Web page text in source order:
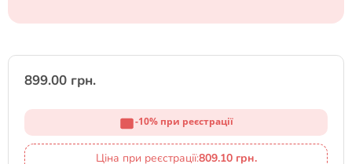
899.00 грн.
-10% при реєстрації
Ціна при реєстрації:809.10 грн.